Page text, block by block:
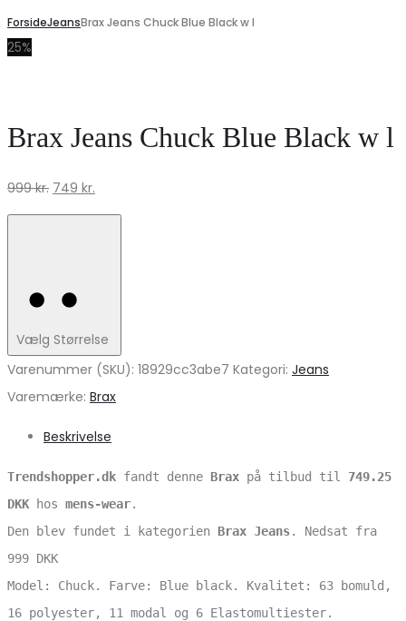
ForsideJeansBrax Jeans Chuck Blue Black w l
25%
Brax Jeans Chuck Blue Black w l
999kr. Den
oprindelige
999 kr..
749 kr.
aktuelle
Vælg Størrelse
Varenummer (SKU): 18929cc3abe7 Kategori: Jeans
Varemærke: Brax
Beskrivelse
Trendshopper.dk fandt denne Brax på tilbud til 749.25
DKK hos mens-wear.
Den blev fundet i kategorien Brax Jeans. Nedsat fra
999 DKK
Model: Chuck. Farve: Blue black. Kvalitet: 63 bomuld,
16 polyester, 11 modal og 6 Elastomultiester.